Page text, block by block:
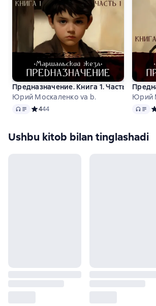
Предназначение. Книга 1. Часть 1
Юрий Москаленко va b.
Audio Средний рейтинг 4 на основе 44 оценок
444
Юрий
Audio
Ushbu kitob bilan tinglashadi